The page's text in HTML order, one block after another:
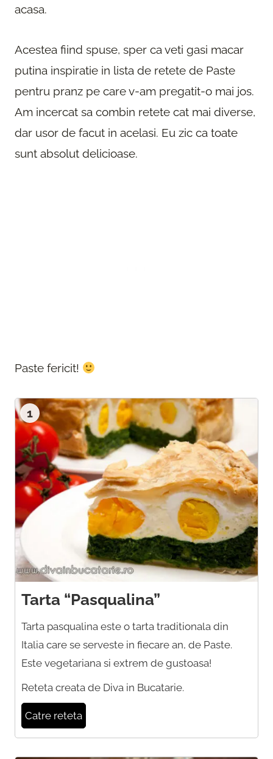
acasa.
Acestea fiind spuse, sper ca veti gasi macar
putina inspiratie in lista de retete de Paste
pentru pranz pe care v-am pregatit-o mai jos.
Am incercat sa combin retete cat mai diverse,
dar usor de facut in acelasi. Eu zic ca toate
sunt absolut delicioase.
Paste fericit!
1
Tarta “Pasqualina”
Tarta pasqualina este o tarta traditionala din
Italia care se serveste in fiecare an, de Paste.
Este vegetariana si extrem de gustoasa!
Reteta creata de Diva in Bucatarie.
Catre reteta